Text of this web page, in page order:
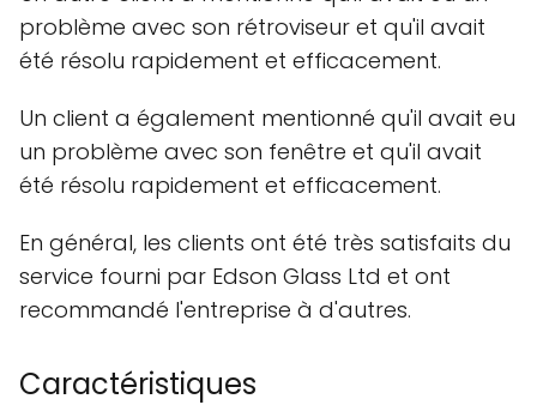
problème avec son rétroviseur et qu'il avait
été résolu rapidement et efficacement.
Un client a également mentionné qu'il avait eu
un problème avec son fenêtre et qu'il avait
été résolu rapidement et efficacement.
En général, les clients ont été très satisfaits du
service fourni par Edson Glass Ltd et ont
recommandé l'entreprise à d'autres.
Caractéristiques